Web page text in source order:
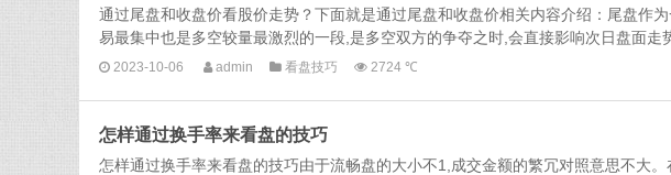
通过尾盘和收盘价看股价走势？下面就是通过尾盘和收盘价相关内容介绍：尾盘作
易最集中也是多空较量最激烈的一段,是多空双方的争夺之时,会直接影响次日盘面走
2023-10-06 admin 看盘技巧 2724 ℃
怎样通过换手率来看盘的技巧
怎样通过换手率来看盘的技巧由于流畅盘的大小不1,成交金额的繁冗对照意思不大